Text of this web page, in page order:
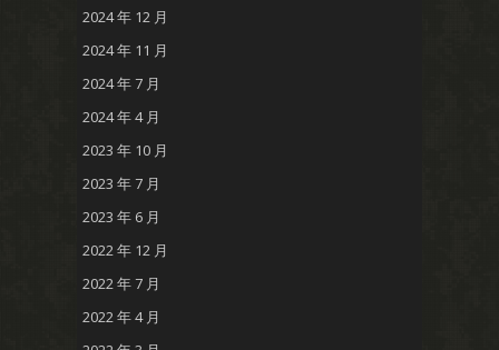
2024 年 12 月
2024 年 11 月
2024 年 7 月
2024 年 4 月
2023 年 10 月
2023 年 7 月
2023 年 6 月
2022 年 12 月
2022 年 7 月
2022 年 4 月